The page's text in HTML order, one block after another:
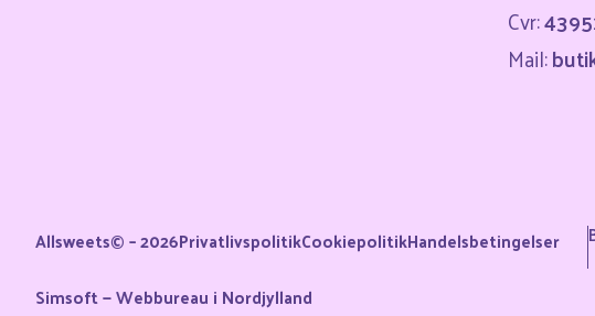
Cvr:
Mail:
Allsweets© – 2026PrivatlivspolitikCookiepolitikHandelsbetingelser
Simsoft — Webbureau i Nordjylland